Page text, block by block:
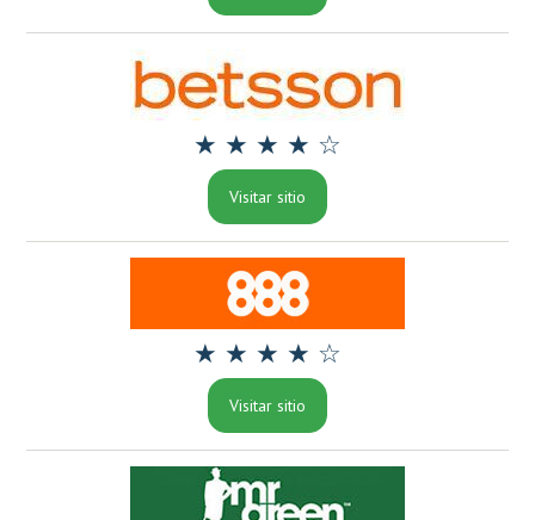
★ ★ ★ ★ ☆
Visitar sitio
★ ★ ★ ★ ☆
Visitar sitio